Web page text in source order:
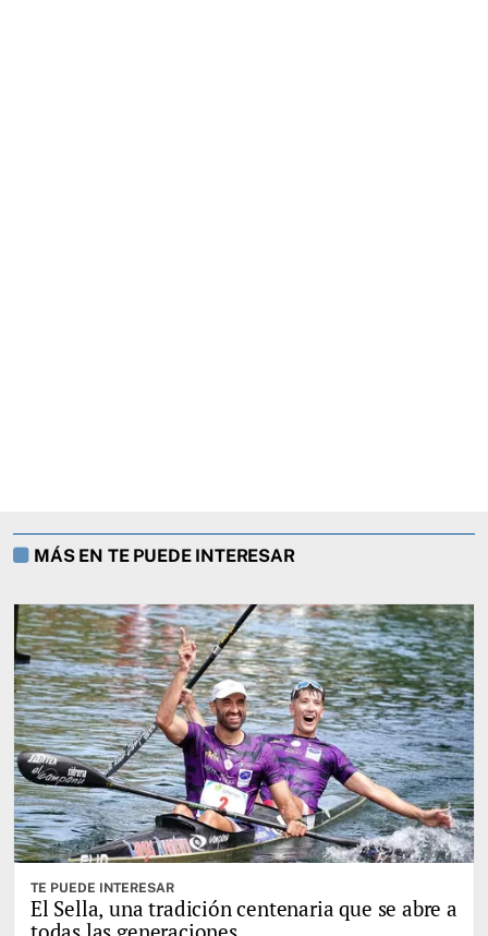
MÁS EN TE PUEDE INTERESAR
TE PUEDE INTERESAR
El Sella, una tradición centenaria que se abre a